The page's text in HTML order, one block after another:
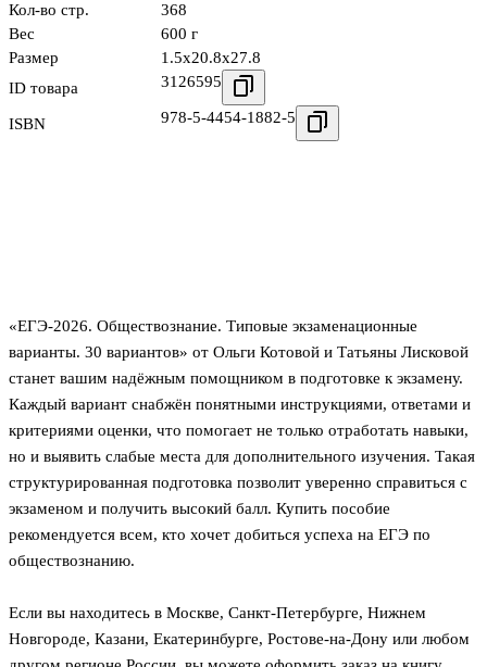
Кол-во стр.
368
Вес
600 г
Размер
1.5x20.8x27.8
ID товара
3126595
ISBN 978-5-4454-1882-5
«ЕГЭ-2026. Обществознание. Типовые экзаменационные
варианты. 30 вариантов» от Ольги Котовой и Татьяны Лисковой
станет вашим надёжным помощником в подготовке к экзамену.
Каждый вариант снабжён понятными инструкциями, ответами и
критериями оценки, что помогает не только отработать навыки,
но и выявить слабые места для дополнительного изучения. Такая
структурированная подготовка позволит уверенно справиться с
экзаменом и получить высокий балл. Купить пособие
рекомендуется всем, кто хочет добиться успеха на ЕГЭ по
обществознанию.
Если вы находитесь в Москве, Санкт-Петербурге, Нижнем
Новгороде, Казани, Екатеринбурге, Ростове-на-Дону или любом